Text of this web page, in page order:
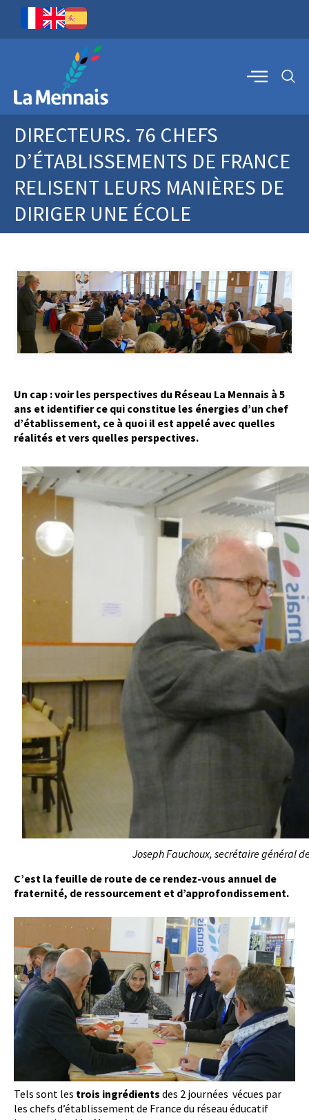
DIRECTEURS. 76 CHEFS
D’ÉTABLISSEMENTS DE FRANCE
RELISENT LEURS MANIÈRES DE
DIRIGER UNE ÉCOLE
Un cap : voir les perspectives du Réseau La Mennais à 5
ans et identifier ce qui constitue les énergies d’un chef
d’établissement, ce à quoi il est appelé avec quelles
réalités et vers quelles perspectives.
Joseph Fauchoux, secrétaire général
C’est la feuille de route de ce rendez-vous annuel de
fraternité, de ressourcement et d’approfondissement.
Tels sont les trois ingrédients des 2 journées vécues par
les chefs d’établissement de France du réseau éducatif